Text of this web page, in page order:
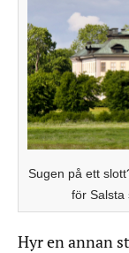
Sugen på ett
för Salsta
Hyr en annan